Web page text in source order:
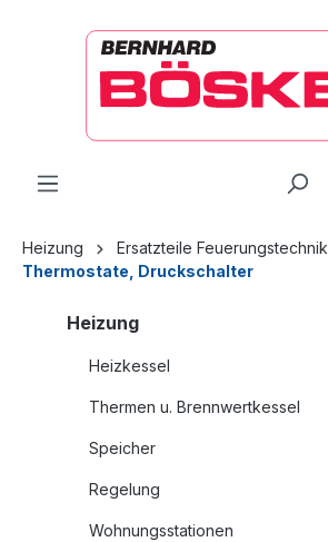
Heizung
Ersatzteile Feuerungstechnik
Thermostate, Druckschalter
Heizung
Heizkessel
Thermen u. Brennwertkessel
Speicher
Regelung
Wohnungsstationen